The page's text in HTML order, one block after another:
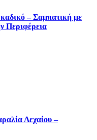
– Σαμπατική με
Περιφέρεια
Λεχαίου –